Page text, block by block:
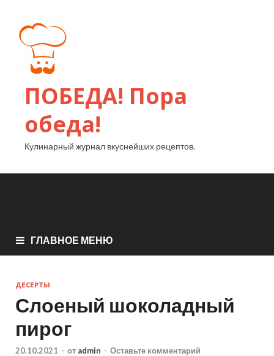
ПОБЕДА! Пора
обеда!
Кулинарный журнал вкуснейших рецептов.
ГЛАВНОЕ МЕНЮ
ДЕСЕРТЫ
Слоеный шоколадный
пирог
20.10.2021 - от admin - Оставьте комментарий